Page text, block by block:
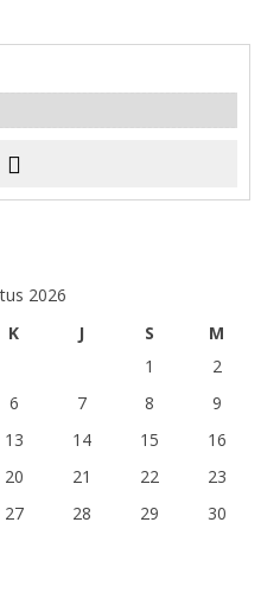
2026
K J S
M
1
2
6 7 8
9
13 14 15
16
20 21 22
23
27 28 29
30